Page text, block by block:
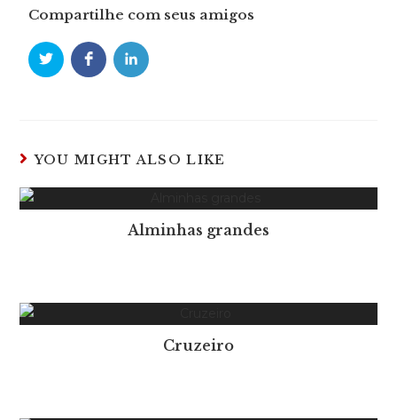
Compartilhe com seus amigos
YOU MIGHT ALSO LIKE
Alminhas grandes
Cruzeiro